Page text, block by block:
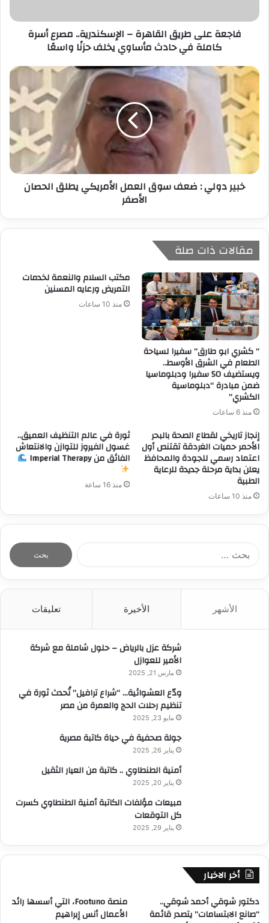
ر
فاجعة على طريق القاهرة – الإسكندرية.. مصرع أسرة
كاملة في حادث مأساوي يخلف حزنًا واسعًا
خبير دولي : ضعف سوق العمل الأمريكي يطلق الحصان
الأصفر
مقالات ذات صلة
” كشري ابو طارق” سفيرا لسياحة
الطعام في الشرق الأوسط..
ويستضيف 50 سفيرا ودبلوماسيا
ضمن مبادرة “دبلوماسية
الكشري”
منذ 6 ساعات
مكتب السلام والنعمة لخدمات
التمريض ورعايه المسنين
منذ 10 ساعات
إنجاز تاريخي لقطاع الصحة بالبحر
الأحمر حميات الغردقة تقتنص أول
اعتماد رسمي للجودة والمحافظ
يعلن بداية مرحلة جديدة للرعاية
الطبية
منذ 10 ساعات
ثورة في عالم التنظيف العميق..
غسول الفيروز للتوازن والانتعاش
الفائق من Imperial Therapy
منذ 16 ساعة
الأشهر الأخيرة تعليقات
شركة عزل بالرياض – حلول شاملة مع شركة
الأمير للعوازل
مارس 21, 2025
ودّع العشوائية… “شراع ترافيل” تُحدث ثورة في
تنظيم رحلات الحج والعمرة من مصر
مايو 23, 2025
جولة صحفية في حياة كاتبة مصرية
يناير 26, 2025
أمنية الطنطاوي .. كاتبة من العيار الثقيل
يناير 20, 2025
مبيعات مؤلفات الكاتبة أمنية الطنطاوي كسرت
كل التوقعات
يناير 29, 2025
أخر الاخبار
دكتور شوقي أحمد شوقي..
“صانع الابتسامات” يتصدر قائمة
منصة Footuno، التي أسسها رائد
الأعمال أنس إبراهيم